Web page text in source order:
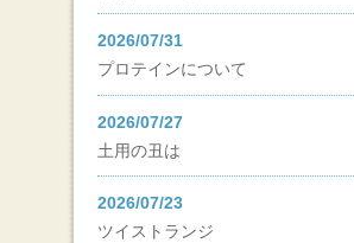
2026/07/31
プロテインについて
2026/07/27
土用の丑は
2026/07/23
ツイストランジ